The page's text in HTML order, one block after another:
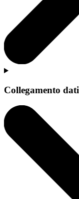
Collegamento dati